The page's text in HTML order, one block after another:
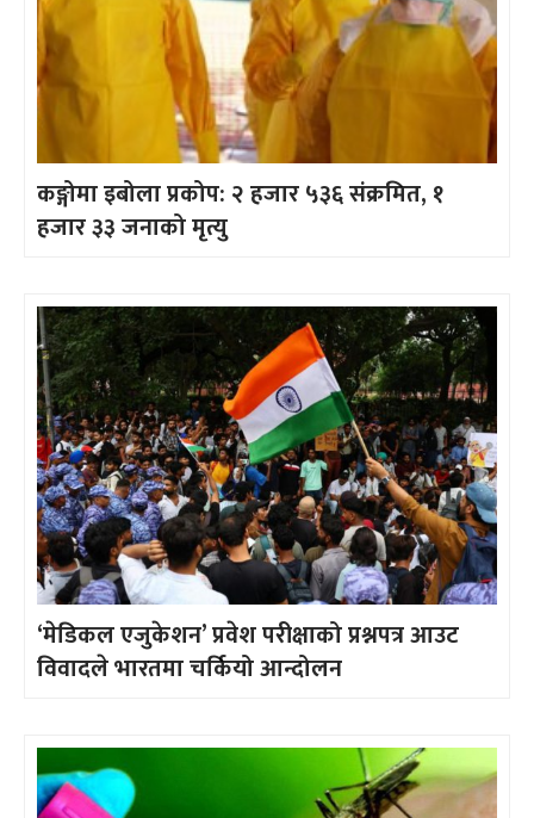
कङ्गोमा इबोला प्रकोप: २ हजार ५३६ संक्रमित, १
हजार ३३ जनाको मृत्यु
‘मेडिकल एजुकेशन’ प्रवेश परीक्षाको प्रश्नपत्र आउट
विवादले भारतमा चर्कियो आन्दोलन